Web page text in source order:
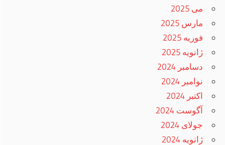
می 2025
مارس 2025
فوریه 2025
ژانویه 2025
دسامبر 2024
نوامبر 2024
اکتبر 2024
آگوست 2024
جولای 2024
ژانویه 2024